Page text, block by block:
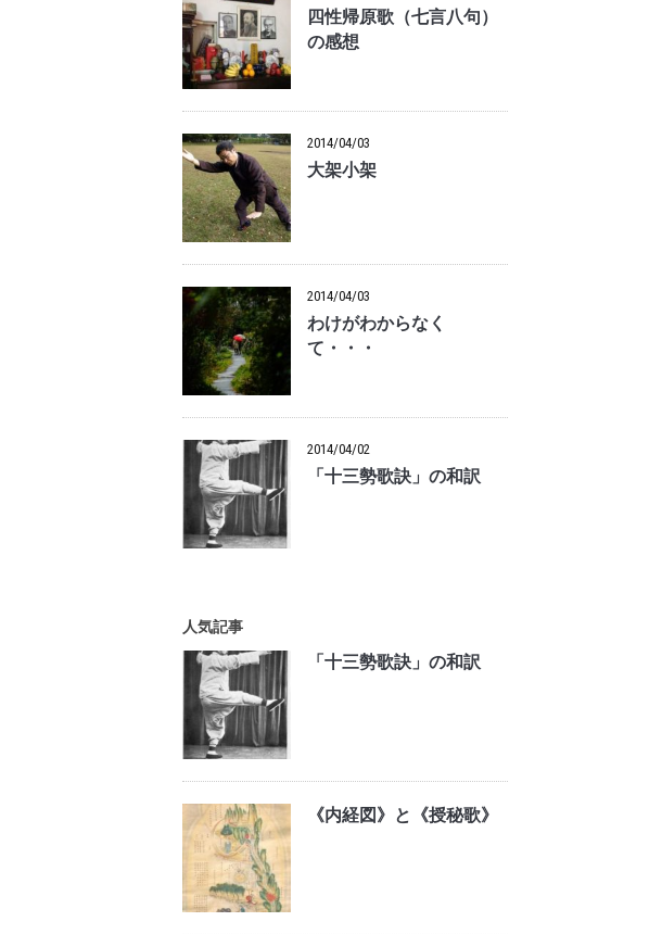
四性帰原歌（七言八句）
の感想
2014/04/03
大架小架
2014/04/03
わけがわからなく
て・・・
2014/04/02
「十三勢歌訣」の和訳
人気記事
「十三勢歌訣」の和訳
《内経図》と《授秘歌》